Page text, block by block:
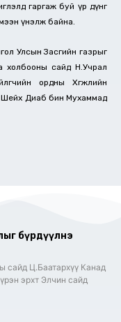
гаргаж буй үр дүнг
үнэлж байна.
Улсын Засгийн газрыг
холбооны сайд Н.Учрал
ордны Хөгжлийн
Шейх Диаб бин Мухаммад
бүрдүүлнэ
сайд Ц.Баатархүү Канад
эрхт Элчин сайд